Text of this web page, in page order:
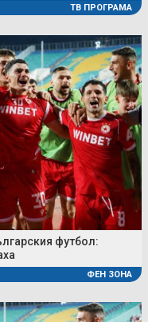
ТВ ПРОГРАМА
футбол:
ФЕН ЗОНА